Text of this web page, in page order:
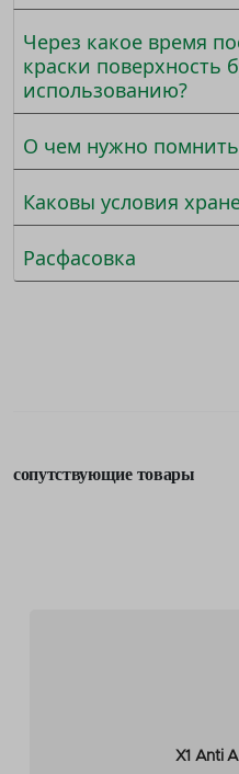
Через какое время
краски поверхность
использованию?
О чем нужно
Каковы условия
Расфасовка
сопутствующие товары
X1 Anti